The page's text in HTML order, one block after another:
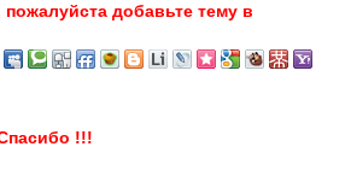
добавьте тему в
!!!